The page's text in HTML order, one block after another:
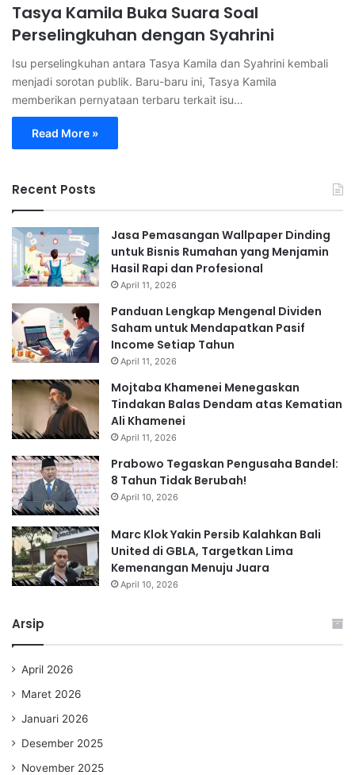
Tasya Kamila Buka Suara Soal
Perselingkuhan dengan Syahrini
Isu perselingkuhan antara Tasya Kamila dan Syahrini kembali
menjadi sorotan publik. Baru-baru ini, Tasya Kamila
memberikan pernyataan terbaru terkait isu…
Read More »
Recent Posts
Jasa Pemasangan Wallpaper Dinding
untuk Bisnis Rumahan yang Menjamin
Hasil Rapi dan Profesional
April 11, 2026
Panduan Lengkap Mengenal Dividen
Saham untuk Mendapatkan Pasif
Income Setiap Tahun
April 11, 2026
Mojtaba Khamenei Menegaskan
Tindakan Balas Dendam atas Kematian
Ali Khamenei
April 11, 2026
Prabowo Tegaskan Pengusaha Bandel:
8 Tahun Tidak Berubah!
April 10, 2026
Marc Klok Yakin Persib Kalahkan Bali
United di GBLA, Targetkan Lima
Kemenangan Menuju Juara
April 10, 2026
Arsip
April 2026
Maret 2026
Januari 2026
Desember 2025
November 2025